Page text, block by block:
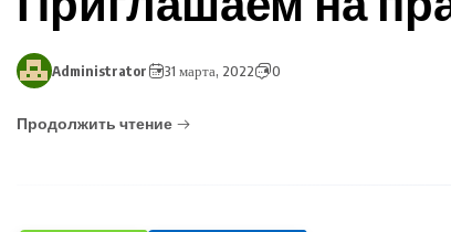
Administrator 31 марта, 2022 0
Продолжить чтение